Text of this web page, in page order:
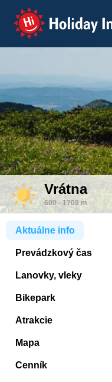
Holiday Info
Vrátna
600 - 1709 m
Aktuálne info
Prevádzkový čas
Lanovky, vleky
Bikepark
Atrakcie
Mapa
Cenník
Kabínková lanovka